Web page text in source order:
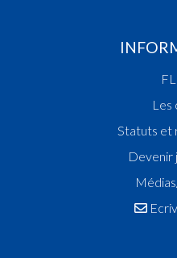
Les
Statuts et
Devenir